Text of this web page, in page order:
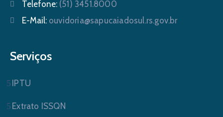
Telefone: (51) 3451.8000
E-Mail: ouvidoria@sapucaiadosul.rs.gov.br
Serviços
IPTU
Extrato ISSQN